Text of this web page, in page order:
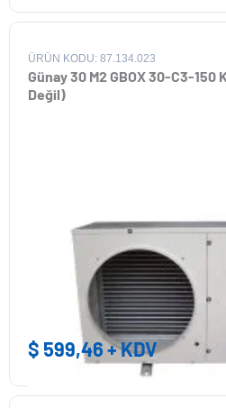
ÜRÜN KODU: 87.134.023
Günay 30 M2 GBOX 30-C3-150
Değil)
$ 599,46+ KDV